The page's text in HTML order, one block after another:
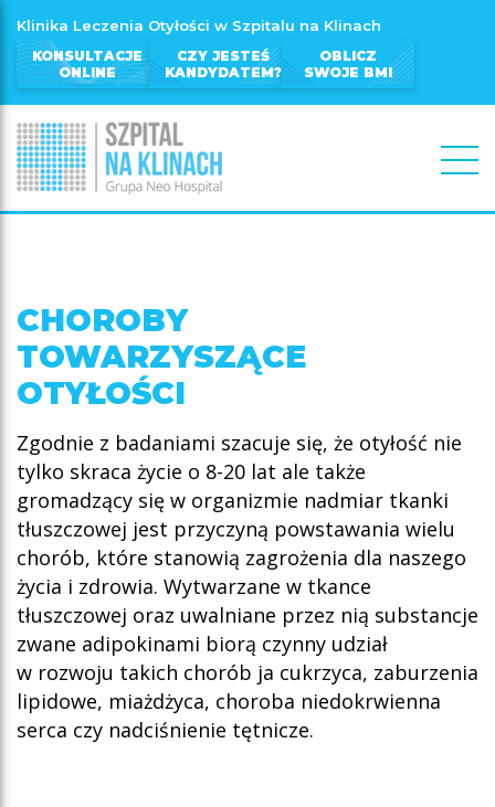
Klinika Leczenia Otyłości w Szpitalu na Klinach
KONSULTACJE
ONLINE
CZY JESTEŚ
KANDYDATEM?
OBLICZ
SWOJE BMI
CHOROBY
TOWARZYSZĄCE
OTYŁOŚCI
Zgodnie z badaniami szacuje się, że otyłość nie
tylko skraca życie o 8-20 lat ale także
gromadzący się w organizmie nadmiar tkanki
tłuszczowej jest przyczyną powstawania wielu
chorób, które stanowią zagrożenia dla naszego
życia i zdrowia. Wytwarzane w tkance
tłuszczowej oraz uwalniane przez nią substancje
zwane adipokinami biorą czynny udział
w rozwoju takich chorób ja cukrzyca, zaburzenia
lipidowe, miażdżyca, choroba niedokrwienna
serca czy nadciśnienie tętnicze.